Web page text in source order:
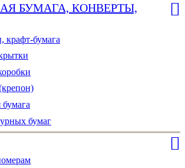
БУМАГА, КОНВЕРТЫ,
крафт-бумага
бумага
бумаг